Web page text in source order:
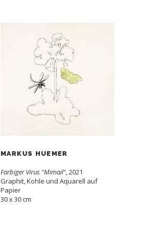
MARKUS HUEMER
Farbiger Virus "Mimail", 2021
Graphit, Kohle und Aquarell auf
Papier
30 x 30 cm